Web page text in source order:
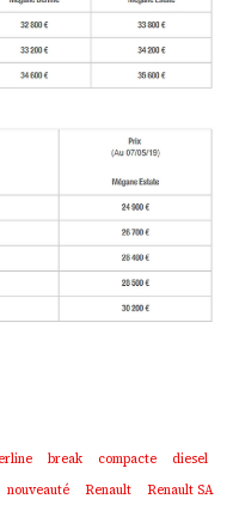
break compacte
diesel
nouveauté Renault
Renault SA